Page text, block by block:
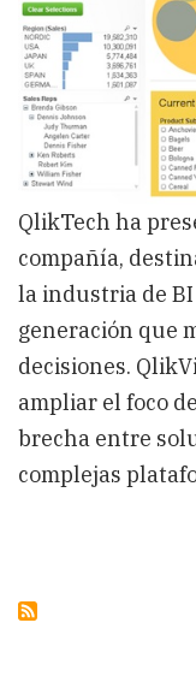
QlikTech ha
compañía,
la industria de
generación que
decisiones.
ampliar el foco
brecha entre
complejas